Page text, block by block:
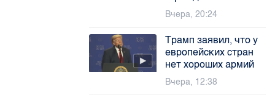
Вчера, 20:24
Трамп заявил, что у
европейских стран
нет хороших армий
Вчера, 12:38